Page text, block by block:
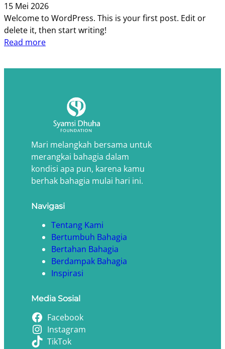
15 Mei 2026
Welcome to WordPress. This is your first post. Edit or
delete it, then start writing!
Read more
Mari melangkah bersama untuk
merangkai bahagia dalam
kondisi apa pun, karena kamu
berhak bahagia mulai hari ini.
Navigasi
Tentang Kami
Bertumbuh Bahagia
Bertahan Bahagia
Berdampak Bahagia
Inspirasi
Media Sosial
Facebook
Instagram
TikTok